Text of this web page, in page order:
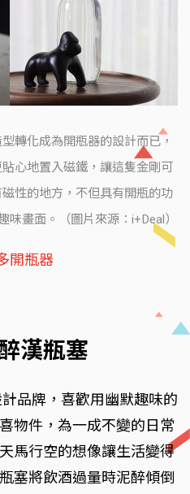
轉化成為開瓶器的設計而已，
心地置入磁鐵，讓這隻金剛可
性的地方，不但具有開瓶的功
畫面。（圖片來源：i+Deal）
開瓶器
漢瓶塞
品牌，喜歡用幽默趣味的
物件，為一成不變的日常
馬行空的想像讓生活變得
塞將飲酒過量時泥醉傾倒